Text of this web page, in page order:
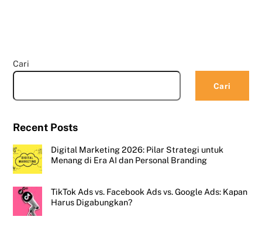
Cari
Cari
Recent Posts
Digital Marketing 2026: Pilar Strategi untuk
Menang di Era AI dan Personal Branding
TikTok Ads vs. Facebook Ads vs. Google Ads: Kapan
Harus Digabungkan?